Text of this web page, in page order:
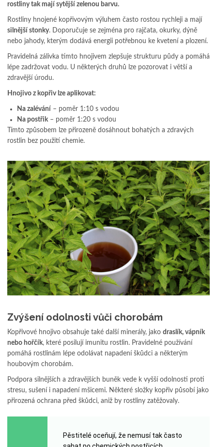
rostliny tak mají sytější zelenou barvu.
Rostliny hnojené kopřivovým výluhem často rostou rychleji a mají
silnější stonky. Doporučuje se zejména pro rajčata, okurky, dýně
nebo jahody, kterým dodává energii potřebnou ke kvetení a plození.
Pravidelná zálivka tímto hnojivem zlepšuje strukturu půdy a pomáhá
lépe zadržovat vodu. U některých druhů lze pozorovat i větší a
zdravější úrodu.
Hnojivo z kopřiv lze aplikovat:
Na zalévání – poměr 1:10 s vodou
Na postřik – poměr 1:20 s vodou
Tímto způsobem lze přirozeně dosáhnout bohatých a zdravých
rostlin bez použití chemie.
Zvýšení odolnosti vůči chorobám
Kopřivové hnojivo obsahuje také další minerály, jako draslík, vápník
nebo hořčík, které posilují imunitu rostlin. Pravidelné používání
pomáhá rostlinám lépe odolávat napadení škůdci a některým
houbovým chorobám.
Podpora silnějších a zdravějších buněk vede k vyšší odolnosti proti
stresu, sušení i napadení mšicemi. Některé složky kopřiv působí jako
přirozená ochrana před škůdci, aniž by rostliny zatěžovaly.
Pěstitelé oceňují, že nemusí tak často